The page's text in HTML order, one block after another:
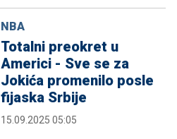
NBA
Totalni preokret u
Americi - Sve se za
Jokića promenilo posle
fijaska Srbije
15.09.2025 05:05